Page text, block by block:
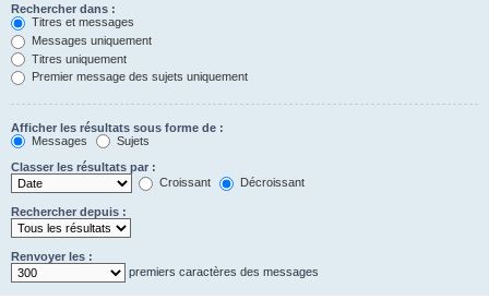
Rechercher dans :
Titres et messages
Messages uniquement
Titres uniquement
Premier message des sujets uniquement
Afficher les résultats sous forme de :
Messages
Sujets
Classer les résultats par :
Croissant
Décroissant
Rechercher depuis :
Renvoyer les :
premiers caractères des messages